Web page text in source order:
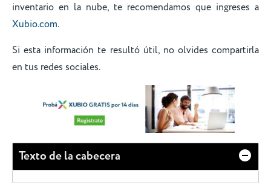
inventario en la nube, te recomendamos que ingreses a
Xubio.com.
Si esta información te resultó útil, no olvides compartirla
en tus redes sociales.
Texto de la cabecera